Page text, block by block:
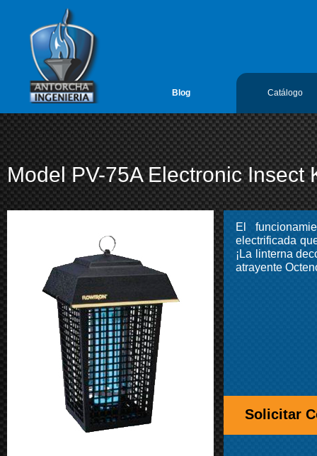
google-site-
Antorcha Ingenieria 1 Catálogo
Blog
Model PV-75A Electronic Insect
El
electrificada
¡La linterna
atrayente
Solicitar